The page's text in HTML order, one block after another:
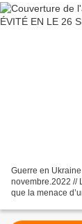
Guerre en
novembre.2022 //
que la menace